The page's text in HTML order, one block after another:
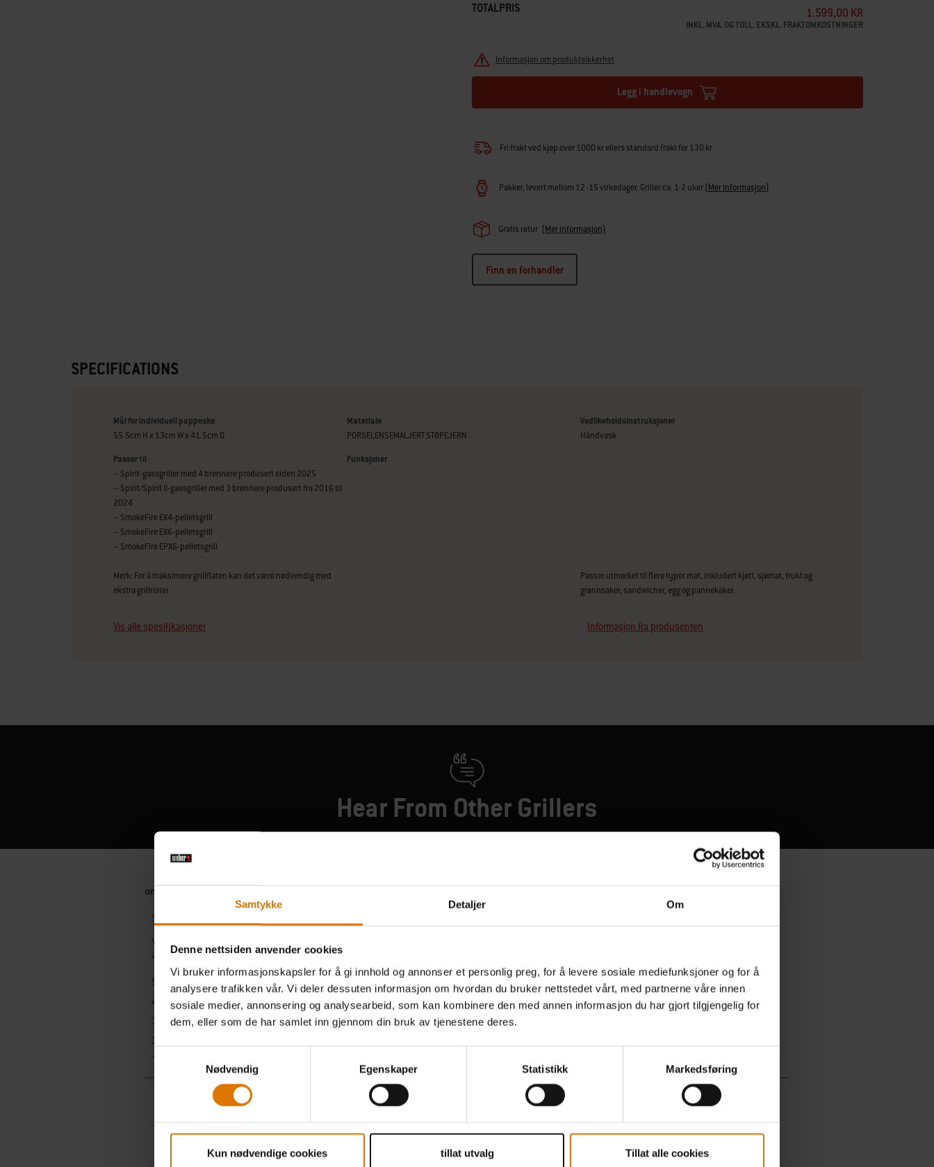
Samtykke Detaljer Om
Denne nettsiden anvender cookies
Vi bruker informasjonskapsler for å gi innhold og annonser et personlig preg, for å levere sosiale mediefunksjoner og for å
analysere trafikken vår. Vi deler dessuten informasjon om hvordan du bruker nettstedet vårt, med partnerne våre innen
sosiale medier, annonsering og analysearbeid, som kan kombinere den med annen informasjon du har gjort tilgjengelig for
dem, eller som de har samlet inn gjennom din bruk av tjenestene deres.
Samtykkevalg
Nødvendig
Egenskaper Statistikk Markedsføring
Kun nødvendige cookies tillat utvalg Tillat alle cookies
TOTALPRIS 1.599,00 KR
INKL. MVA. OG TOLL. EKSKL. FRAKTOMKOSTNINGER
Informasjon om produktsikkerhet
Legg i handlevogn
Fri frakt ved kjøp over 1000 kr ellers standard frakt for 130 kr
Pakker, levert mellom 12 -15 virkedager. Griller ca. 1-2 uker(Mer informasjon)
Gratis retur (Mer informasjon)
Finn en forhandler
SPECIFICATIONS
Mål for individuell pappeske
55.5cm H x 13cm W x 41.5cm D
Materiale
PORSELENSEMALJERT STØPEJERN
Vedlikeholdsinstruksjoner
Håndvask
Passer til
– Spirit-gassgriller med 4 brennere produsert siden 2025
– Spirit/Spirit II-gassgriller med 3 brennere produsert fra 2016 til
2024
– SmokeFire EX4-pelletsgrill
– SmokeFire EX6-pelletsgrill
– SmokeFire EPX6-pelletsgrill
Merk: For å maksimere grillflaten kan det være nødvendig med
ekstra grillrister
Funksjoner
Passer utmerket til flere typer mat, inkludert kjøtt, sjømat, frukt og
grønnsaker, sandwicher, egg og pannekaker.
Vis alle spesifikasjoner Informasjon fra produsenten
Hear From Other Grillers